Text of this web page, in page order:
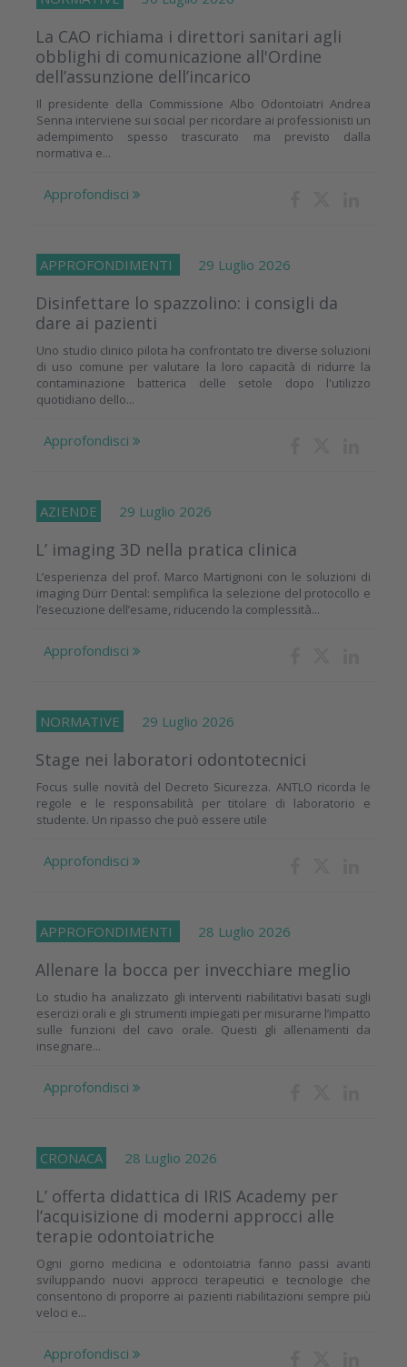
La CAO richiama i direttori sanitari agli
obblighi di comunicazione all'Ordine
dell’assunzione dell’incarico
Il presidente della Commissione Albo Odontoiatri Andrea
Senna interviene sui social per ricordare ai professionisti un
adempimento spesso trascurato ma previsto dalla
normativa e...
Approfondisci
APPROFONDIMENTI 29 Luglio 2026
Disinfettare lo spazzolino: i consigli da
dare ai pazienti
Uno studio clinico pilota ha confrontato tre diverse soluzioni
di uso comune per valutare la loro capacità di ridurre la
contaminazione batterica delle setole dopo l'utilizzo
quotidiano dello...
Approfondisci
AZIENDE 29 Luglio 2026
L’ imaging 3D nella pratica clinica
L’esperienza del prof. Marco Martignoni con le soluzioni di
imaging Dürr Dental: semplifica la selezione del protocollo e
l’esecuzione dell’esame, riducendo la complessità...
Approfondisci
NORMATIVE 29 Luglio 2026
Stage nei laboratori odontotecnici
Focus sulle novità del Decreto Sicurezza. ANTLO ricorda le
regole e le responsabilità per titolare di laboratorio e
studente. Un ripasso che può essere utile
Approfondisci
APPROFONDIMENTI 28 Luglio 2026
Allenare la bocca per invecchiare meglio
Lo studio ha analizzato gli interventi riabilitativi basati sugli
esercizi orali e gli strumenti impiegati per misurarne l’impatto
sulle funzioni del cavo orale. Questi gli allenamenti da
insegnare...
Approfondisci
CRONACA 28 Luglio 2026
L’ offerta didattica di IRIS Academy per
l’acquisizione di moderni approcci alle
terapie odontoiatriche
Ogni giorno medicina e odontoiatria fanno passi avanti
sviluppando nuovi approcci terapeutici e tecnologie che
consentono di proporre ai pazienti riabilitazioni sempre più
veloci e...
Approfondisci